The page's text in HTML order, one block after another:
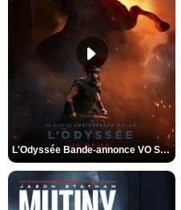
L'Odyssée Bande-annonce VO STFR